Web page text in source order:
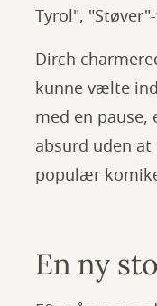
Tyrol",
Dirch
kunne vælte
med en
absurd uden
populær
En ny